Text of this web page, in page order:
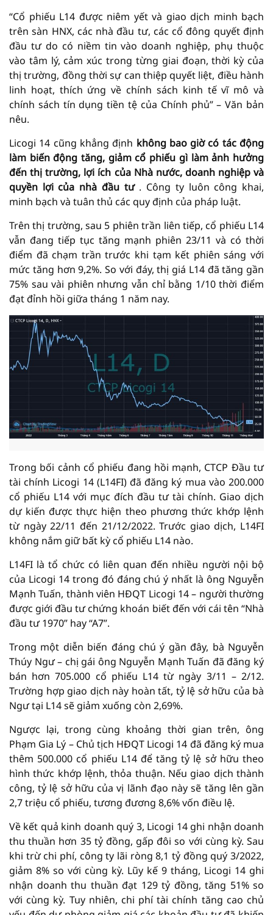
“Cổ phiếu L14 được niêm yết và giao dịch minh bạch
trên sàn HNX, các nhà đầu tư, các cổ đông quyết định
đầu tư do có niềm tin vào doanh nghiệp, phụ thuộc
vào tâm lý, cảm xúc trong từng giai đoạn, thời kỳ của
thị trường, đồng thời sự can thiệp quyết liệt, điều hành
linh hoạt, thích ứng về chính sách kinh tế vĩ mô và
chính sách tín dụng tiền tệ của Chính phủ” – Văn bản
nêu.
Licogi 14 cũng khẳng định không bao giờ có tác động
làm biến động tăng, giảm cổ phiếu gì làm ảnh hưởng
đến thị trường, lợi ích của Nhà nước, doanh nghiệp và
quyền lợi của nhà đầu tư . Công ty luôn công khai,
minh bạch và tuân thủ các quy định của pháp luật.
Trên thị trường, sau 5 phiên trần liên tiếp, cổ phiếu L14
vẫn đang tiếp tục tăng mạnh phiên 23/11 và có thời
điểm đã chạm trần trước khi tạm kết phiên sáng với
mức tăng hơn 9,2%. So với đáy, thị giá L14 đã tăng gần
75% sau vài phiên nhưng vẫn chỉ bằng 1/10 thời điểm
đạt đỉnh hồi giữa tháng 1 năm nay.
Trong bối cảnh cổ phiếu đang hồi mạnh, CTCP Đầu tư
tài chính Licogi 14 (L14FI) đã đăng ký mua vào 200.000
cổ phiếu L14 với mục đích đầu tư tài chính. Giao dịch
dự kiến được thực hiện theo phương thức khớp lệnh
từ ngày 22/11 đến 21/12/2022. Trước giao dịch, L14FI
không nắm giữ bất kỳ cổ phiếu L14 nào.
L14FI là tổ chức có liên quan đến nhiều người nội bộ
của Licogi 14 trong đó đáng chú ý nhất là ông Nguyễn
Mạnh Tuấn, thành viên HĐQT Licogi 14 – người thường
được giới đầu tư chứng khoán biết đến với cái tên “Nhà
đầu tư 1970” hay “A7”.
Trong một diễn biến đáng chú ý gần đây, bà Nguyễn
Thúy Ngư – chị gái ông Nguyễn Mạnh Tuấn đã đăng ký
bán hơn 705.000 cổ phiếu L14 từ ngày 3/11 – 2/12.
Trường hợp giao dịch này hoàn tất, tỷ lệ sở hữu của bà
Ngư tại L14 sẽ giảm xuống còn 2,69%.
Ngược lại, trong cùng khoảng thời gian trên, ông
Phạm Gia Lý – Chủ tịch HĐQT Licogi 14 đã đăng ký mua
thêm 500.000 cổ phiếu L14 để tăng tỷ lệ sở hữu theo
hình thức khớp lệnh, thỏa thuận. Nếu giao dịch thành
công, tỷ lệ sở hữu của vị lãnh đạo này sẽ tăng lên gần
2,7 triệu cổ phiếu, tương đương 8,6% vốn điều lệ.
Về kết quả kinh doanh quý 3, Licogi 14 ghi nhận doanh
thu thuần hơn 35 tỷ đồng, gấp đôi so với cùng kỳ. Sau
khi trừ chi phí, công ty lãi ròng 8,1 tỷ đồng quý 3/2022,
giảm 8% so với cùng kỳ. Lũy kế 9 tháng, Licogi 14 ghi
nhận doanh thu thuần đạt 129 tỷ đồng, tăng 51% so
với cùng kỳ. Tuy nhiên, chi phí tài chính tăng cao chủ